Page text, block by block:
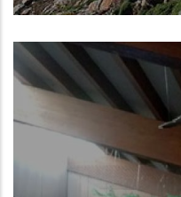
Camariñas (A